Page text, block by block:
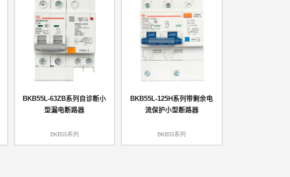
BKB55L-63ZB系列自诊断小
型漏电断路器
BKB55系列
BKB55L-125H系列带剩余电
流保护小型断路器
BKB55系列